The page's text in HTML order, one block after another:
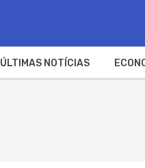
ÚLTIMAS NOTÍCIAS